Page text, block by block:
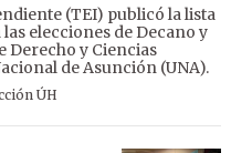
(TEI) publicó la lista
elecciones de Decano y
Derecho y Ciencias
de Asunción (UNA).
ÚH